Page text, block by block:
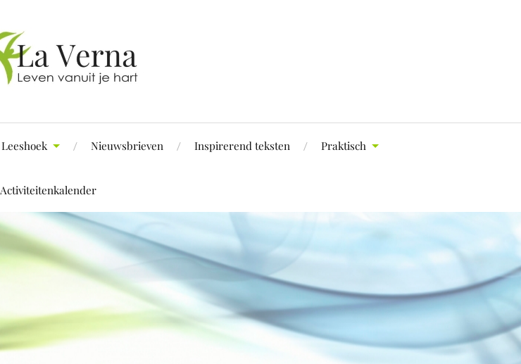
Leeshoek Nieuwsbrieven Inspirerend teksten Praktisch
Activiteitenkalender